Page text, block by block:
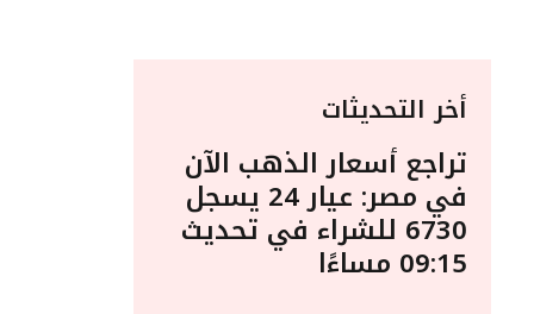
أخر التحديثات
تراجع أسعار الذهب الآن
في مصر: عيار 24 يسجل
6730 للشراء في تحديث
09:15 مساءًا